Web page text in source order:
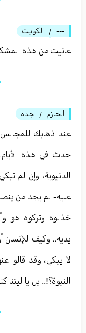
---
/ الكويت
عانيت من هذه
الحازم / جده
عند ذهابك للمجالس
حدث في هذه
الدنيوية، وإن لم
عليه- لم يجد من
خذلوه وتركوه هو
يديه.. وكيف للإنسان
لا يبكي، وقد قالوا
النبوة؟!.. بل يا